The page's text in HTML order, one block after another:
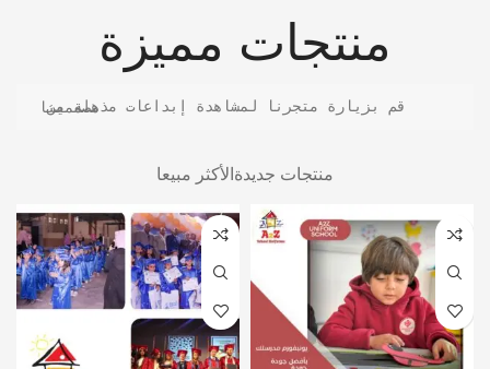
منتجات مميزة
قم بزيارة متجرنا لمشاهدة إبداعات مذهلة من مصممينا
منتجات جديدة الأكثر مبيعا